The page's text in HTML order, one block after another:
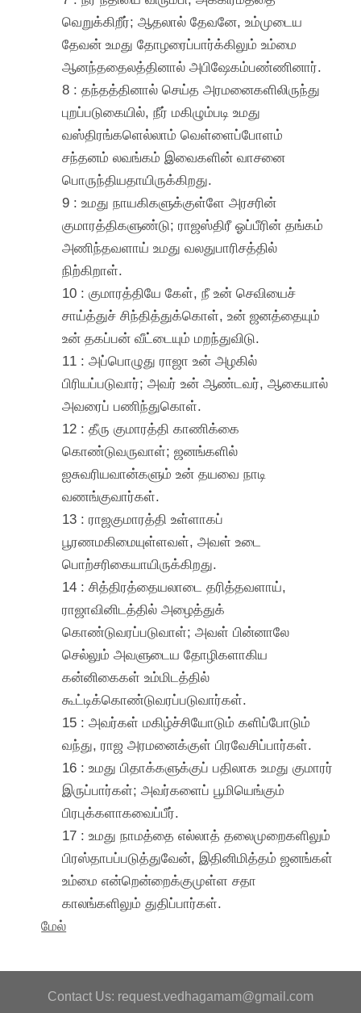
வெறுக்கிறீர்; ஆதலால் தேவனே, உம்முடைய
தேவன் உமது தோழரைப்பார்க்கிலும் உம்மை
ஆனந்ததைலத்தினால் அபிஷேகம்பண்ணினார்.
8 : தந்தத்தினால் செய்த அரமனைகளிலிருந்து
புறப்படுகையில், நீர் மகிழும்படி உமது
வஸ்திரங்களெல்லாம் வெள்ளைப்போளம்
சந்தனம் லவங்கம் இவைகளின் வாசனை
பொருந்தியதாயிருக்கிறது.
9 : உமது நாயகிகளுக்குள்ளே அரசரின்
குமாரத்திகளுண்டு; ராஜஸ்திரீ ஓப்பீரின் தங்கம்
அணிந்தவளாய் உமது வலதுபாரிசத்தில்
நிற்கிறாள்.
10 : குமாரத்தியே கேள், நீ உன் செவியைச்
சாய்த்துச் சிந்தித்துக்கொள், உன் ஜனத்தையும்
உன் தகப்பன் வீட்டையும் மறந்துவிடு.
11 : அப்பொழுது ராஜா உன் அழகில்
பிரியப்படுவார்; அவர் உன் ஆண்டவர், ஆகையால்
அவரைப் பணிந்துகொள்.
12 : தீரு குமாரத்தி காணிக்கை
கொண்டுவருவாள்; ஜனங்களில்
ஐசுவரியவான்களும் உன் தயவை நாடி
வணங்குவார்கள்.
13 : ராஜகுமாரத்தி உள்ளாகப்
பூரணமகிமையுள்ளவள், அவள் உடை
பொற்சரிகையாயிருக்கிறது.
14 : சித்திரத்தையலாடை தரித்தவளாய்,
ராஜாவினிடத்தில் அழைத்துக்
கொண்டுவரப்படுவாள்; அவள் பின்னாலே
செல்லும் அவளுடைய தோழிகளாகிய
கன்னிகைகள் உம்மிடத்தில்
கூட்டிக்கொண்டுவரப்படுவார்கள்.
15 : அவர்கள் மகிழ்ச்சியோடும் களிப்போடும்
வந்து, ராஜ அரமனைக்குள் பிரவேசிப்பார்கள்.
16 : உமது பிதாக்களுக்குப் பதிலாக உமது குமாரர்
இருப்பார்கள்; அவர்களைப் பூமியெங்கும்
பிரபுக்களாகவைப்பீர்.
17 : உமது நாமத்தை எல்லாத் தலைமுறைகளிலும்
பிரஸ்தாபப்படுத்துவேன், இதினிமித்தம் ஜனங்கள்
உம்மை என்றென்றைக்குமுள்ள சதா
காலங்களிலும் துதிப்பார்கள்.
மேல்
Contact Us: request.vedhagamam@gmail.com